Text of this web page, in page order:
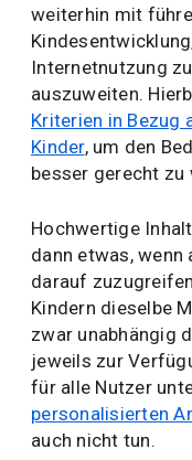
weiterhin mit
Internetnutzung
auszuweiten.
Kriterien in Bezug
Kinder, um den
besser gerecht zu
Hochwertige
dann etwas, wenn
darauf
Kindern dieselbe
zwar unabhängig
jeweils zur
für alle Nutzer
personalisierten
auch nicht tun.